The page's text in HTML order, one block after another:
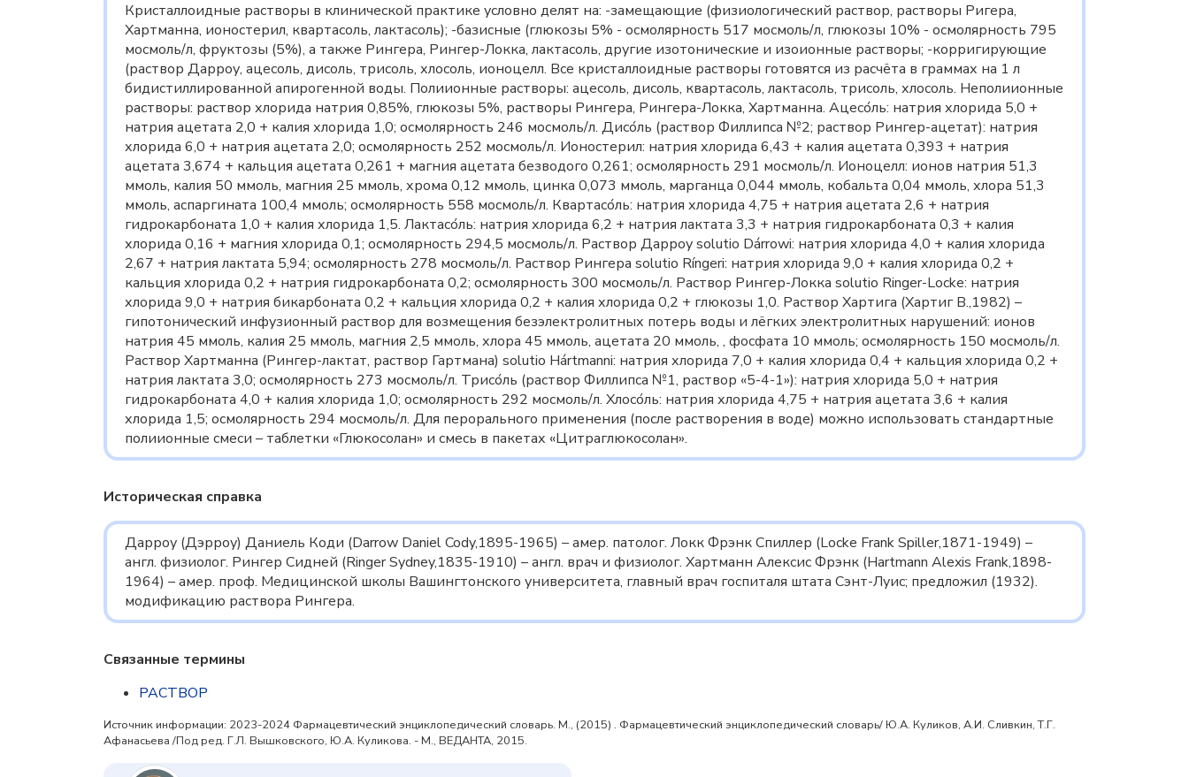
Кристаллоидные растворы в клинической практике условно делят на: -замещающие (физиологический раствор, растворы Ригера,
Хартманна, ионостерил, квартасоль, лактасоль); -базисные (глюкозы 5% - осмолярность 517 мосмоль/л, глюкозы 10% - осмолярность 795
мосмоль/л, фруктозы (5%), а также Рингера, Рингер-Локка, лактасоль, другие изотонические и изоионные растворы; -корригирующие
(раствор Дарроу, ацесоль, дисоль, трисоль, хлосоль, ионоцелл. Все кристаллоидные растворы готовятся из расчёта в граммах на 1 л
бидистиллированной апирогенной воды. Полиионные растворы: ацесоль, дисоль, квартасоль, лактасоль, трисоль, хлосоль. Неполиионные
растворы: раствор хлорида натрия 0,85%, глюкозы 5%, растворы Рингера, Рингера-Локка, Хартманна. Ацесо́ль: натрия хлорида 5,0 +
натрия ацетата 2,0 + калия хлорида 1,0; осмолярность 246 мосмоль/л. Дисо́ль (раствор Филлипса №2; раствор Рингер-ацетат): натрия
хлорида 6,0 + натрия ацетата 2,0; осмолярность 252 мосмоль/л. Ионостерил: натрия хлорида 6,43 + калия ацетата 0,393 + натрия
ацетата 3,674 + кальция ацетата 0,261 + магния ацетата безводого 0,261; осмолярность 291 мосмоль/л. Ионоцелл: ионов натрия 51,3
ммоль, калия 50 ммоль, магния 25 ммоль, хрома 0,12 ммоль, цинка 0,073 ммоль, марганца 0,044 ммоль, кобальта 0,04 ммоль, хлора 51,3
ммоль, аспаргината 100,4 ммоль; осмолярность 558 мосмоль/л. Квартасо́ль: натрия хлорида 4,75 + натрия ацетата 2,6 + натрия
гидрокарбоната 1,0 + калия хлорида 1,5. Лактасо́ль: натрия хлорида 6,2 + натрия лактата 3,3 + натрия гидрокарбоната 0,3 + калия
хлорида 0,16 + магния хлорида 0,1; осмолярность 294,5 мосмоль/л. Раствор Дарроу solutio Dárrowi: натрия хлорида 4,0 + калия хлорида
2,67 + натрия лактата 5,94; осмолярность 278 мосмоль/л. Раствор Рингера solutio Ríngeri: натрия хлорида 9,0 + калия хлорида 0,2 +
кальция хлорида 0,2 + натрия гидрокарбоната 0,2; осмолярность 300 мосмоль/л. Раствор Рингер-Локка solutio Ringer-Locke: натрия
хлорида 9,0 + натрия бикарбоната 0,2 + кальция хлорида 0,2 + калия хлорида 0,2 + глюкозы 1,0. Раствор Хартига (Хартиг В.,1982) –
гипотонический инфузионный раствор для возмещения безэлектролитных потерь воды и лёгких электролитных нарушений: ионов
натрия 45 ммоль, калия 25 ммоль, магния 2,5 ммоль, хлора 45 ммоль, ацетата 20 ммоль, , фосфата 10 ммоль; осмолярность 150 мосмоль/л.
Раствор Хартманна (Рингер-лактат, раствор Гартмана) solutio Hártmanni: натрия хлорида 7,0 + калия хлорида 0,4 + кальция хлорида 0,2 +
натрия лактата 3,0; осмолярность 273 мосмоль/л. Трисо́ль (раствор Филлипса №1, раствор «5-4-1»): натрия хлорида 5,0 + натрия
гидрокарбоната 4,0 + калия хлорида 1,0; осмолярность 292 мосмоль/л. Хлосо́ль: натрия хлорида 4,75 + натрия ацетата 3,6 + калия
хлорида 1,5; осмолярность 294 мосмоль/л. Для перорального применения (после растворения в воде) можно использовать стандартные
полиионные смеси – таблетки «Глюкосолан» и смесь в пакетах «Цитраглюкосолан».
Историческая справка
Дарроу (Дэрроу) Даниель Коди (Darrow Daniel Cody,1895-1965) – амер. патолог. Локк Фрэнк Спиллер (Locke Frank Spiller,1871-1949) –
англ. физиолог. Рингер Сидней (Ringer Sydney,1835-1910) – англ. врач и физиолог. Хартманн Алексис Фрэнк (Hartmann Alexis Frank,1898-
1964) – амер. проф. Медицинской школы Вашингтонского университета, главный врач госпиталя штата Сэнт-Луис; предложил (1932).
модификацию раствора Рингера.
Связанные термины
РАСТВОР
Источник информации: 2023-2024 Фармацевтический энциклопедический словарь. М., (2015) . Фармацевтический энциклопедический словарь/ Ю.А. Куликов, А.И. Сливкин, Т.Г.
Афанасьева /Под ред. Г.Л. Вышковского, Ю.А. Куликова. - М., ВЕДАНТА, 2015.